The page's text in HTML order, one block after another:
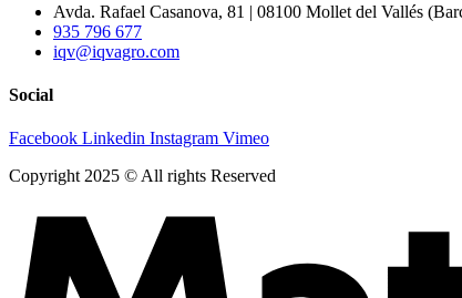
Avda. Rafael Casanova, 81 | 08100 Mollet del Vallés
935 796 677
iqv@iqvagro.com
Social
Facebook Linkedin Instagram Vimeo
Copyright 2025 © All rights Reserved